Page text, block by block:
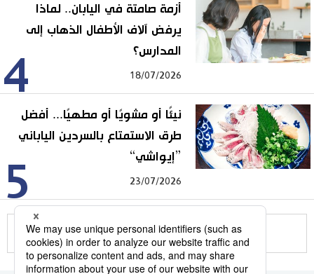
4
أزمة صامتة في اليابان.. لماذا
يرفض آلاف الأطفال الذهاب إلى
المدارس؟
18/07/2026
5
نيئًا أو مشويًا أو مطهيًا... أفضل
طرق الاستمتاع بالسردين الياباني
”إيواشي“
23/07/2026
للمزيد